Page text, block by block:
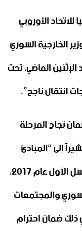
الأوروبي
الخارجية السوري
الماضي، تحت
انتقال ناجح”.
نجاح المرحلة
إلى “المبادئ
الراسخة، التي وجهت، منذ مؤتمر بروكسل الأول عام 2017،
والمجتمعات
ذلك ضمان احترام